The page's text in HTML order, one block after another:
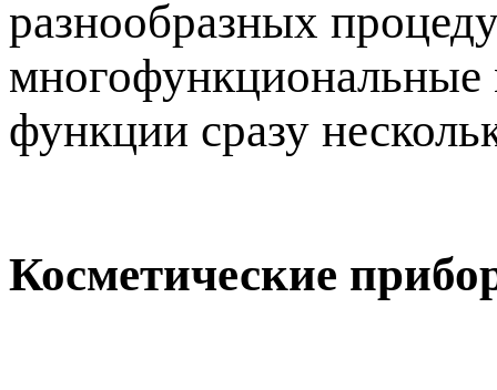
разнообразных
многофункциональные
функции сразу
Косметические